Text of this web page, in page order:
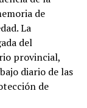
de
La
del
provincial,
diario de las
de